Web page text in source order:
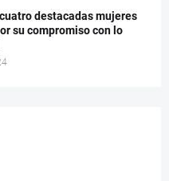
destacadas mujeres
su compromiso con lo